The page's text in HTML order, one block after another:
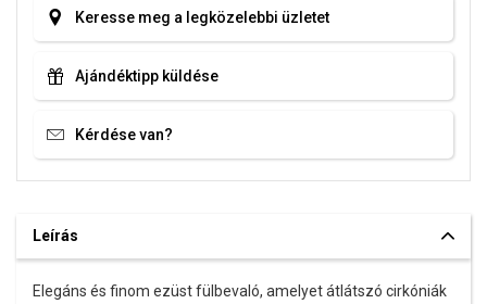
Keresse meg a legközelebbi üzletet
Ajándéktipp küldése
Kérdése van?
Leírás
Elegáns és finom ezüst fülbevaló, amelyet átlátszó cirkóniák